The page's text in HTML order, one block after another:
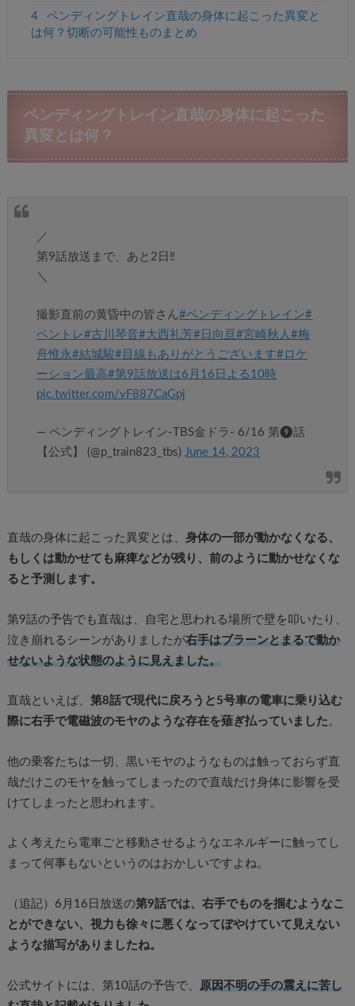
4
ペンディングトレイン直哉の身体に起こった異変と
は何？切断の可能性ものまとめ
ペンディングトレイン直哉の身体に起こった
異変とは何？
／
第9話放送まで、あと2日‼️
＼
撮影直前の黄昏中の皆さん#ペンディングトレイン#
ペントレ#古川琴音#大西礼芳#日向亘#宮崎秋人#梅
舟惟永#結城駿#目線もありがとうございます#ロケ
ーション最高#第9話放送は6月16日よる10時
pic.twitter.com/vF887CaGpj
— ペンディングトレイン-TBS金ドラ- 6/16 第❾話
【公式】 (@p_train823_tbs)June 14, 2023
直哉の身体に起こった異変とは、 身体の一部が動かなくなる、
もしくは動かせても麻痺などが残り、前のように動かせなくな
ると予測します。
第9話の予告でも直哉は、自宅と思われる場所で壁を叩いたり、
泣き崩れるシーンがありましたが右手はブラーンとまるで動か
せないような状態のように見えました。
直哉といえば、 第8話で現代に戻ろうと5号車の電車に乗り込む
際に右手で電磁波のモヤのような存在を薙ぎ払っていました。
他の乗客たちは一切、黒いモヤのようなものは触っておらず直
哉だけこのモヤを触ってしまったので直哉だけ身体に影響を受
けてしまったと思われます。
よく考えたら電車ごと移動させるようなエネルギーに触ってし
まって何事もないというのはおかしいですよね。
（追記）6月16日放送の第9話では、右手でものを掴むようなこ
とができない、視力も徐々に悪くなってぼやけていて見えない
ような描写がありましたね。
公式サイトには、第10話の予告で、 原因不明の手の震えに苦し